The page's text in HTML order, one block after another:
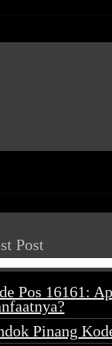
Post
Pos 16161:
Pinang